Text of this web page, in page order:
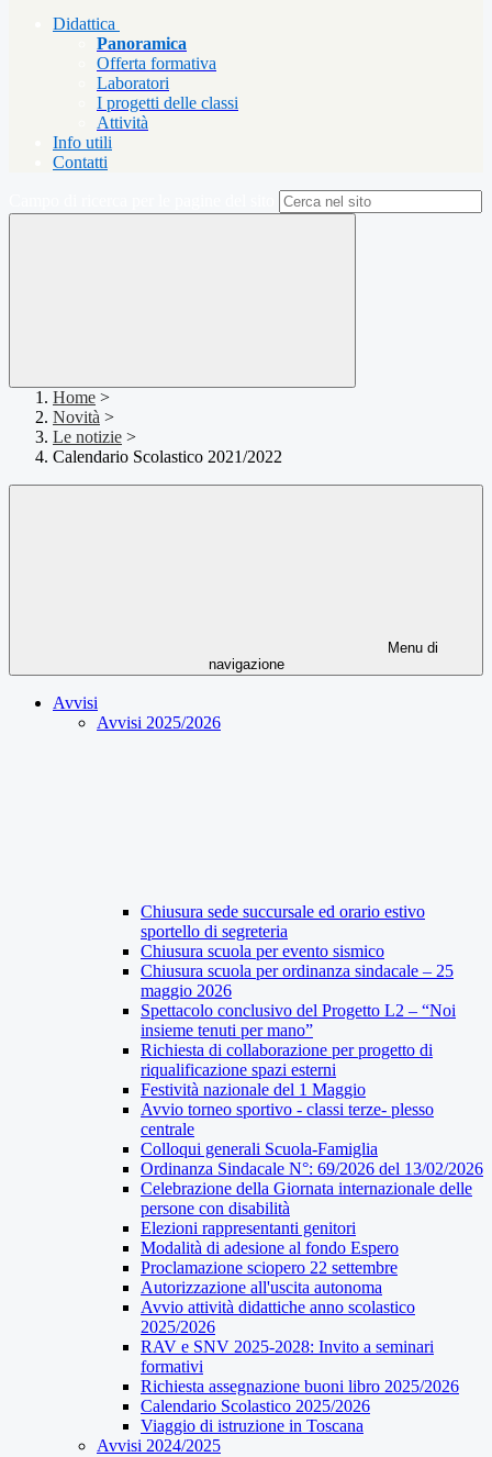
Didattica
Panoramica
Offerta formativa
Laboratori
I progetti delle classi
Attività
Info utili
Contatti
Home >
Novità >
Le notizie >
Calendario Scolastico 2021/2022
Menu di
navigazione
Avvisi
Avvisi 2025/2026
Chiusura sede succursale ed orario estivo
sportello di segreteria
Chiusura scuola per evento sismico
Chiusura scuola per ordinanza sindacale – 25
maggio 2026
Spettacolo conclusivo del Progetto L2 – “Noi
insieme tenuti per mano”
Richiesta di collaborazione per progetto di
riqualificazione spazi esterni
Festività nazionale del 1 Maggio
Avvio torneo sportivo - classi terze- plesso
centrale
Colloqui generali Scuola-Famiglia
Ordinanza Sindacale N°: 69/2026 del 13/02/2026
Celebrazione della Giornata internazionale delle
persone con disabilità
Elezioni rappresentanti genitori
Modalità di adesione al fondo Espero
Proclamazione sciopero 22 settembre
Autorizzazione all'uscita autonoma
Avvio attività didattiche anno scolastico
2025/2026
RAV e SNV 2025-2028: Invito a seminari
formativi
Richiesta assegnazione buoni libro 2025/2026
Calendario Scolastico 2025/2026
Viaggio di istruzione in Toscana
Avvisi 2024/2025